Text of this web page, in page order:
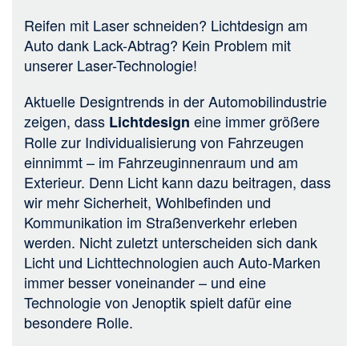
Reifen mit Laser schneiden? Lichtdesign am
Auto dank Lack-Abtrag? Kein Problem mit
unserer Laser-Technologie!
Aktuelle Designtrends in der Automobilindustrie
zeigen, dass Lichtdesign eine immer größere
Rolle zur Individualisierung von Fahrzeugen
einnimmt – im Fahrzeuginnenraum und am
Exterieur. Denn Licht kann dazu beitragen, dass
wir mehr Sicherheit, Wohlbefinden und
Kommunikation im Straßenverkehr erleben
werden. Nicht zuletzt unterscheiden sich dank
Licht und Lichttechnologien auch Auto-Marken
immer besser voneinander – und eine
Technologie von Jenoptik spielt dafür eine
besondere Rolle.